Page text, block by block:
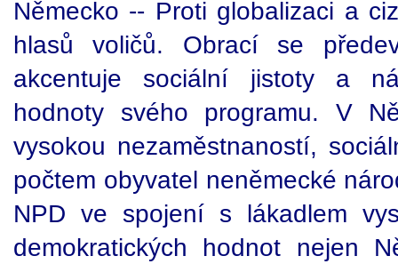
Německo -- Proti globalizaci a
hlasů voličů. Obrací se
akcentuje sociální jistoty a
hodnoty svého programu. V
vysokou nezaměstnaností,
počtem obyvatel neněmecké
NPD ve spojení s lákadlem
demokratických hodnot nejen